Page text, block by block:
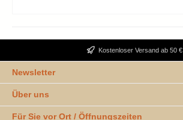
Kostenloser Versand ab 50 €
Newsletter
Über uns
Für Sie vor Ort / Öffnungszeiten